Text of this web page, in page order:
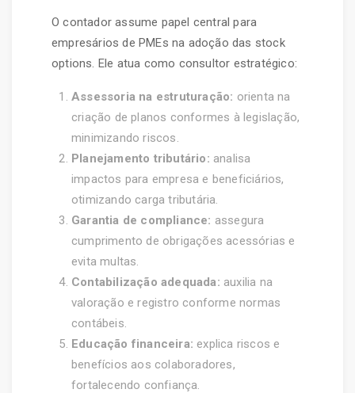
O contador assume papel central para
empresários de PMEs na adoção das stock
options. Ele atua como consultor estratégico:
Assessoria na estruturação: orienta na
criação de planos conformes à legislação,
minimizando riscos.
Planejamento tributário: analisa
impactos para empresa e beneficiários,
otimizando carga tributária.
Garantia de compliance: assegura
cumprimento de obrigações acessórias e
evita multas.
Contabilização adequada: auxilia na
valoração e registro conforme normas
contábeis.
Educação financeira: explica riscos e
benefícios aos colaboradores,
fortalecendo confiança.